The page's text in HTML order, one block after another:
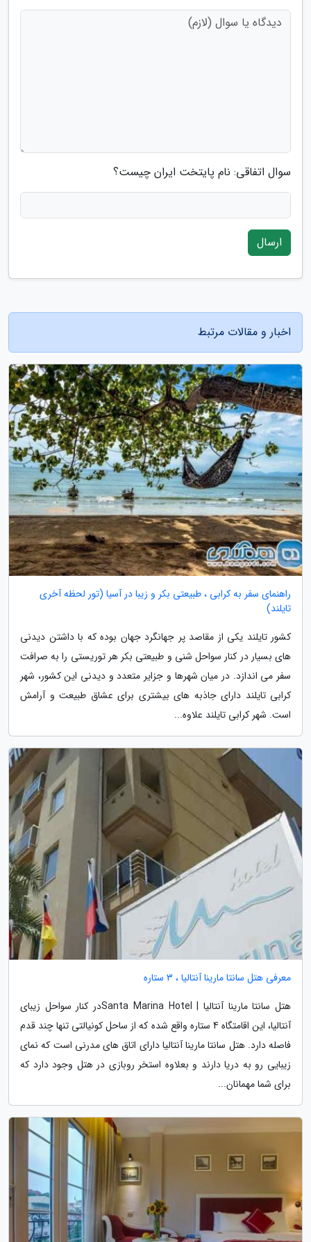
سوال اتفاقی: نام پایتخت ایران چیست؟
ارسال
اخبار و مقالات مرتبط
راهنمای سفر به کرابی ، طبیعتی بکر و زیبا در آسیا (تور لحظه آخری
تایلند)
کشور تایلند یکی از مقاصد پر جهانگرد جهان بوده که با داشتن دیدنی
های بسیار در کنار سواحل شنی و طبیعتی بکر هر توریستی را به صرافت
سفر می اندازد. در میان شهرها و جزایر متعدد و دیدنی این کشور، شهر
کرابی تایلند دارای جاذبه های بیشتری برای عشاق طبیعت و آرامش
است. شهر کرابی تایلند علاوه...
معرفی هتل سانتا مارینا آنتالیا ، 3 ستاره
هتل سانتا مارینا آنتالیا | Santa Marina Hotelدر کنار سواحل زیبای
آنتالیا، این اقامتگاه 4 ستاره واقع شده که از ساحل کونیالتی تنها چند قدم
فاصله دارد. هتل سانتا مارینا آنتالیا دارای اتاق های مدرنی است که نمای
زیبایی رو به دریا دارند و بعلاوه استخر روبازی در هتل وجود دارد که
برای شما مهمانان...